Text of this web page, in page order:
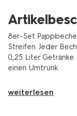
8er-Set
Streifen. Jeder
0,25 Liter
einen Umtrunk.
weiterlesen